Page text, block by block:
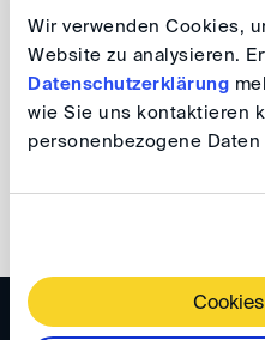
Wir verwenden Cookies,
Website zu analysieren.
Datenschutzerklärung
wie Sie uns kontaktieren
personenbezogene Daten
Zahlungsempfänger:
IBAN: